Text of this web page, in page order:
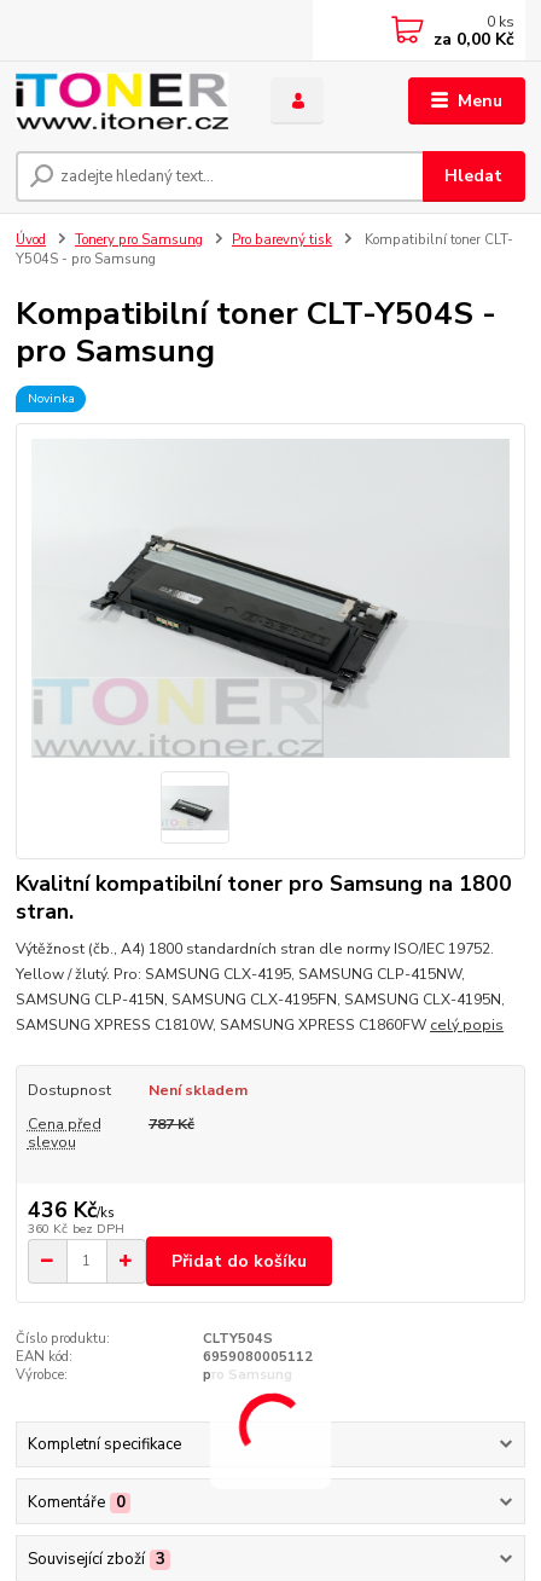
Menu
Hledat
0 ks
za 0,00 Kč
Úvod Tonery pro Samsung Pro barevný tisk
Kompatibilní toner CLT-
Y504S - pro Samsung
Kompatibilní toner CLT-Y504S -
pro Samsung
Novinka
Kvalitní kompatibilní toner pro Samsung na 1800
stran.
Výtěžnost (čb., A4) 1800 standardních stran dle normy ISO/IEC 19752.
Yellow / žlutý. Pro: SAMSUNG CLX-4195, SAMSUNG CLP-415NW,
SAMSUNG CLP-415N, SAMSUNG CLX-4195FN, SAMSUNG CLX-4195N,
SAMSUNG XPRESS C1810W, SAMSUNG XPRESS C1860FW celý popis
Dostupnost
Není skladem
Cena před
slevou
787 Kč
436 Kč/ks
360 Kč bez DPH
Přidat do košíku
Číslo produktu:
CLTY504S
EAN kód:
6959080005112
Výrobce:
pro Samsung
Kompletní specifikace
Komentáře 0
Související zboží 3